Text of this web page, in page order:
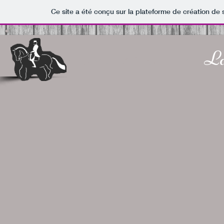
Ce site a été conçu sur la plateforme de création de